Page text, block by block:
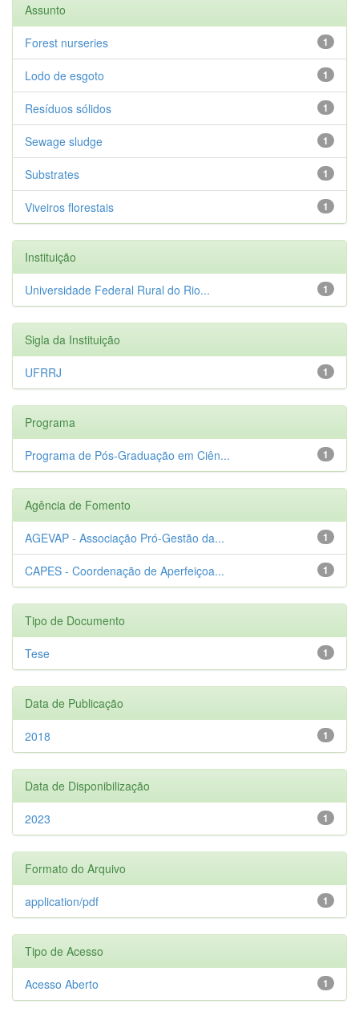
Assunto
1
Forest nurseries
1
Lodo de esgoto
1
Resíduos sólidos
1
Sewage sludge
1
Substrates
1
Viveiros florestais
Instituição
1
Universidade Federal Rural do Rio...
Sigla da Instituição
1
UFRRJ
Programa
1
Programa de Pós-Graduação em Ciên...
Agência de Fomento
1
AGEVAP - Associação Pró-Gestão da...
1
CAPES - Coordenação de Aperfeiçoa...
Tipo de Documento
1
Tese
Data de Publicação
1
2018
Data de Disponibilização
1
2023
Formato do Arquivo
1
application/pdf
Tipo de Acesso
1
Acesso Aberto